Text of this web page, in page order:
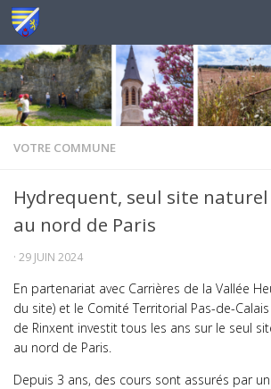
Au dessous du contenu
VOTRE COMMUNE
Hydrequent, seul site naturel
au nord de Paris
· 29 JUIN 2024
En partenariat avec Carrières de la Vallée
du site) et le Comité Territorial Pas-de-
de Rinxent investit tous les ans sur le seul
au nord de Paris.
Depuis 3 ans, des cours sont assurés par